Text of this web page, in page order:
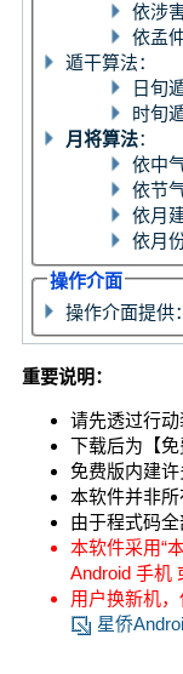
依涉
依孟
遁干算法：
日旬
时旬
月将算法：
依中
依节
依月建
依月份
操作介面
操作介面提供
重要说明：
请先透过行动
下载后为【
免费版内建许
本软件并非所
由于程式码
本软件采用“
Android 手机
用户换新机
星侨